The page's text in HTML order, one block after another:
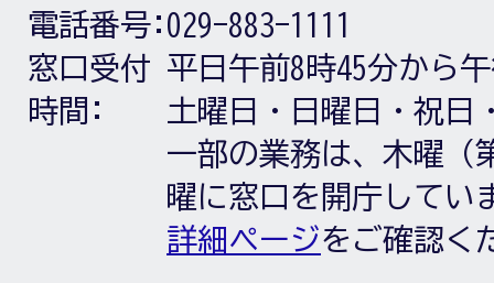
電話番号: 029-883-1111
窓口受付
時間:
平日午前8時45分から
土曜日・日曜日・祝日
一部の業務は、木曜（
曜に窓口を開庁してい
詳細ページをご確認く